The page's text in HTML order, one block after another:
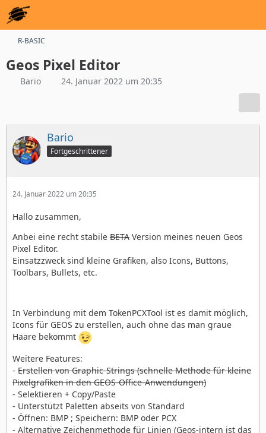
R-BASIC
Geos Pixel Editor
Bario 24. Januar 2022 um 20:35
Bario
Fortgeschrittener
24. Januar 2022 um 20:35
Hallo zusammen,
Anbei eine recht stabile BETA Version meines neuen Geos
Pixel Editor.
Einsatzzweck sind kleine Grafiken, also Icons, Buttons,
Toolbars, Bullets, etc.
In Verbindung mit dem TokenPCXTool ist es damit möglich,
Icons für GEOS zu erstellen, auch ohne das man graue
Haare bekommt
Weitere Features:
- Erstellen von Graphic-Strings (schnelle Methode für kleine
Pixelgrafiken in den GEOS-Office-Anwendungen)
- Selektieren + Copy/Paste
- Unterstützt Paletten abseits von Standard
- Öffnen: BMP ; Speichern: BMP oder PCX
- Alternative Zeichenmethode für Linien (Geos-intern ist das